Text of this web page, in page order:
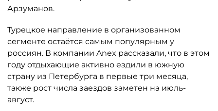
Арзуманов.
Турецкое направление в организованном
сегменте остаётся самым популярным у
россиян. В компании Anex рассказали, что в этом
году отдыхающие активно ездили в южную
страну из Петербурга в первые три месяца,
также рост числа заездов заметен на июль-
август.